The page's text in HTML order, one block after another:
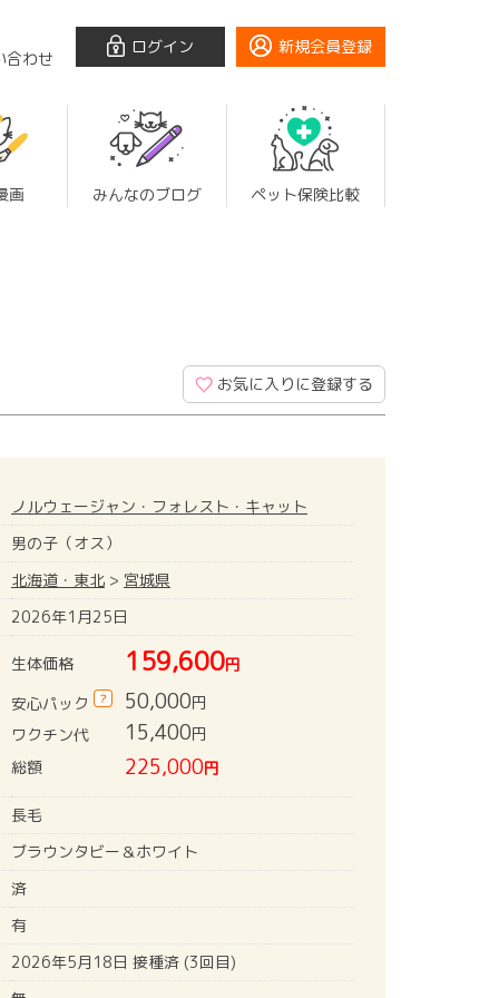
合わせ
ログイン 新規会員登録
画 みんなのブログ ペット保険比較
お気に入りに登録する
ノルウェージャン・フォレスト・キャット
男の子（オス）
北海道・東北 > 宮城県
2026年1月25日
生体価格 159,600円
安心パック
? 50,000円
ワクチン代
15,400円
総額
225,000円
長毛
ブラウンタビー＆ホワイト
済
有
2026年5月18日 接種済 (3回目)